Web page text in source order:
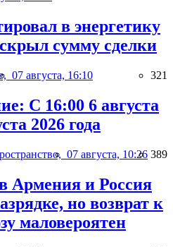
в энергетику
сумму сделки
07 августа, 16:10 321
С 16:00 6 августа
2026 года
07 августа, 10:26 389
Армения и Россия
но возврат к
маловероятен